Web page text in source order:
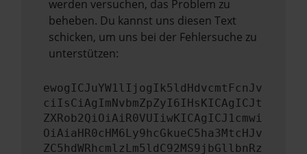
werden versuchen, das Problem zu
beheben. Du kannst uns diesen Text
schicken, um uns bei der Fehlersuche zu
unterstützen:
ewogICJuYW1lIjogIk5ldHdvcmtFcnJv
ciIsCiAgImNvbmZpZyI6IHsKICAgICJt
ZXRob2QiOiAiR0VUIiwKICAgICJ1cmwi
OiAiaHR0cHM6Ly9hcGkueC5ha3MtcHJv
ZC5hdWRhcmlzLm5ldC92MS9jbGllbnRz